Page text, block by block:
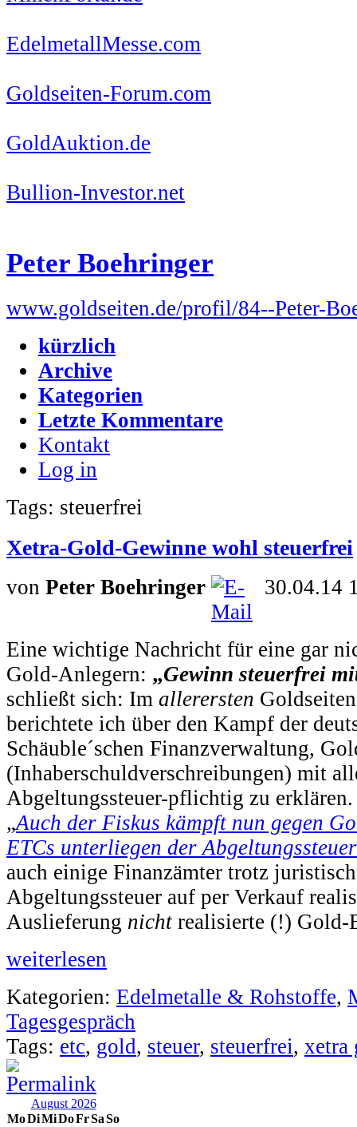
EdelmetallMesse.com
Goldseiten-Forum.com
GoldAuktion.de
Bullion-Investor.net
Peter Boehringer
www.goldseiten.de/profil/84--Peter-
kürzlich
Archive
Kategorien
Letzte Kommentare
Kontakt
Log in
Tags: steuerfrei
Xetra-Gold-Gewinne wohl steuerfrei
von Peter Boehringer 30.04.14
Eine wichtige Nachricht für eine gar
Gold-Anlegern: „Gewinn steuerfrei
schließt sich: Im allerersten
berichtete ich über den Kampf der
Schäuble´schen Finanzverwaltung,
(Inhaberschuldverschreibungen) mit
Abgeltungssteuer-pflichtig zu
„Auch der Fiskus kämpft nun gegen
ETCs unterliegen der Abgeltungssteuer
auch einige Finanzämter trotz
Abgeltungssteuer auf per Verkauf
Auslieferung nicht realisierte (!) Gold-
weiterlesen
Kategorien: Edelmetalle & Rohstoffe,
Tagesgespräch
Tags: etc, gold, steuer, steuerfrei, xetra
August 2026
MoDiMiDoFrSaSo